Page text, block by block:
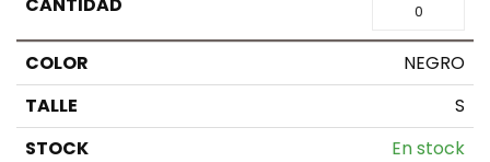
NEGRO
S
En stock